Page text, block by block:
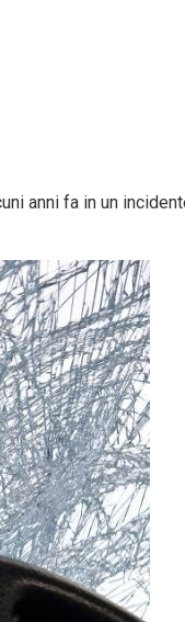
anni fa in un